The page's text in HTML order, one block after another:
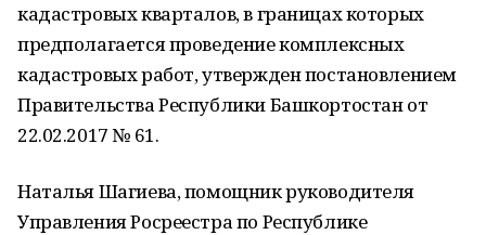
кадастровых кварталов, в границах которых
предполагается проведение комплексных
кадастровых работ, утвержден постановлением
Правительства Республики Башкортостан от
22.02.2017 № 61.
Наталья Шагиева, помощник руководителя
Управления Росреестра по Республике